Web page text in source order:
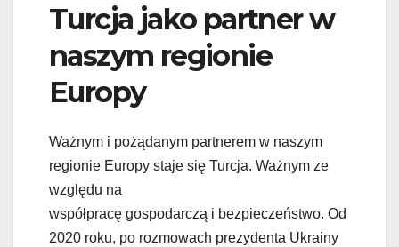
Turcja jako partner w
naszym regionie
Europy
Ważnym i pożądanym partnerem w naszym
regionie Europy staje się Turcja. Ważnym ze
względu na
współpracę gospodarczą i bezpieczeństwo. Od
2020 roku, po rozmowach prezydenta Ukrainy